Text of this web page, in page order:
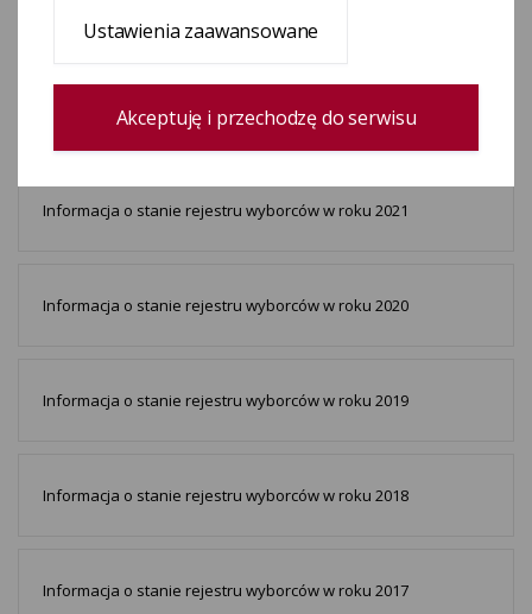
Informacja o stanie rejestru wyborców w roku 2023
Informacja o stanie rejestru wyborców w roku 2022
Informacja o stanie rejestru wyborców w roku 2021
Informacja o stanie rejestru wyborców w roku 2020
Informacja o stanie rejestru wyborców w roku 2019
Informacja o stanie rejestru wyborców w roku 2018
Informacja o stanie rejestru wyborców w roku 2017
Ustawienia zaawansowane
Akceptuję i przechodzę do serwisu